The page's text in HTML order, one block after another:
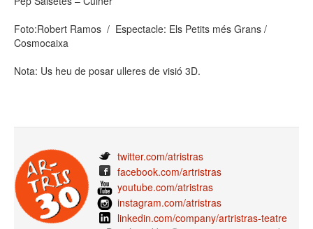
Foto:Robert Ramos / Espectacle: Els Petits més Grans /
Cosmocaixa
Nota: Us heu de posar ulleres de visió 3D.
twitter.com/atristras
facebook.com/artristras
youtube.com/atristras
instagram.com/atristras
linkedin.com/company/artristras-teatre